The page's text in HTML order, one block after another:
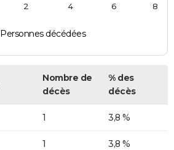
Personnes décédées
2 4 6 8
Nombre de
décès
% des
décès
1 3,8 %
1 3,8 %